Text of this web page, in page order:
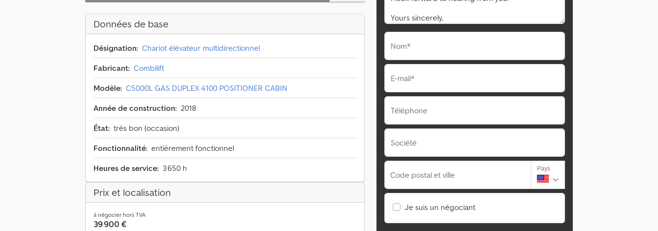
Données de base
Désignation: Chariot élévateur multidirectionnel
Fabricant: Combilift
Modèle: C5000L GAS DUPLEX 4100 POSITIONER CABIN
Année de construction: 2018
État: très bon (occasion)
Fonctionnalité: entièrement fonctionnel
Heures de service: 3 650 h
Prix et localisation
à négocier hors TVA
39 900 €
Nom*
E-mail*
Téléphone
Société
Code postal et ville
Pays
Je suis un négociant